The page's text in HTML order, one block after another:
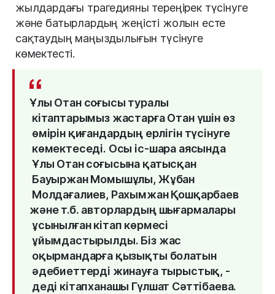
жылдардағы трагедияны тереңірек түсінуге
және батырлардың жеңісті жолын есте
сақтаудың маңыздылығын түсінуге
көмектесті.
Ұлы Отан соғысы туралы
кітаптарымыз жастарға Отан үшін өз
өмірін қиғандардың ерлігін түсінуге
көмектеседі. Осы іс-шара аясында
Ұлы Отан соғысына қатысқан
Бауыржан Момышұлы, Жұбан
Молдағалиев, Рахымжан
Қошқарбаев
және т.б. авторлардың шығармалары
ұсынылған кітап көрмесі
ұйымдастырылды. Біз жас
оқырмандарға қызықты болатын
әдебиеттерді жинауға тырыстық, -
деді кітапханашы Гүлшат Сәттібаева.